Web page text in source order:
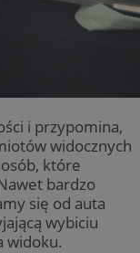
i przypomina,
widocznych
które
bardzo
się od auta
wybiciu
widoku.